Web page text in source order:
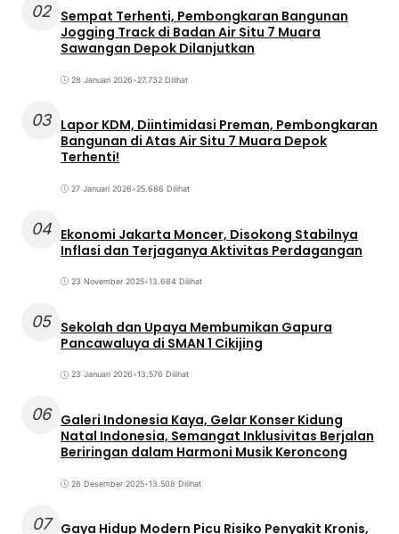
02 Sempat Terhenti, Pembongkaran Bangunan
Jogging Track di Badan Air Situ 7 Muara
Sawangan Depok Dilanjutkan
28 Januari 2026•27.732 Dilihat
03 Lapor KDM, Diintimidasi Preman, Pembongkaran
Bangunan di Atas Air Situ 7 Muara Depok
Terhenti!
27 Januari 2026•25.686 Dilihat
04 Ekonomi Jakarta Moncer, Disokong Stabilnya
Inflasi dan Terjaganya Aktivitas Perdagangan
23 November 2025•13.684 Dilihat
05 Sekolah dan Upaya Membumikan Gapura
Pancawaluya di SMAN 1 Cikijing
23 Januari 2026•13.576 Dilihat
06 Galeri Indonesia Kaya, Gelar Konser Kidung
Natal Indonesia, Semangat Inklusivitas Berjalan
Beriringan dalam Harmoni Musik Keroncong
28 Desember 2025•13.508 Dilihat
07 Gaya Hidup Modern Picu Risiko Penyakit Kronis,